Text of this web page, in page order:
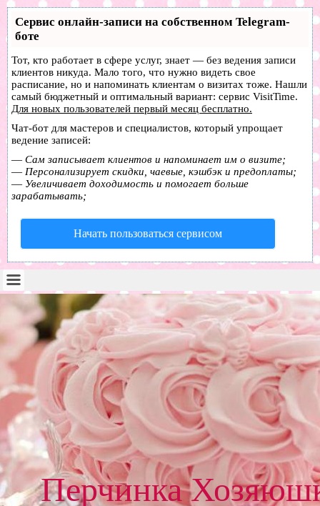
Сервис онлайн-записи на собственном Telegram-
боте
Тот, кто работает в сфере услуг, знает — без ведения записи
клиентов никуда. Мало того, что нужно видеть свое
расписание, но и напоминать клиентам о визитах тоже. Нашли
самый бюджетный и оптимальный вариант: сервис VisitTime.
Для новых пользователей первый месяц бесплатно.
Чат-бот для мастеров и специалистов, который упрощает
ведение записей:
— Сам записывает клиентов и напоминает им о визите;
— Персонализирует скидки, чаевые, кэшбэк и предоплаты;
— Увеличивает доходимость и помогает больше
зарабатывать;
Начать пользоваться сервисом
Перчинка